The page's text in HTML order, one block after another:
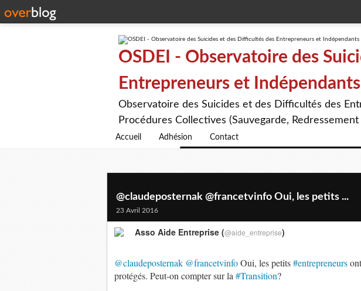
OSDEI - Observatoire des
Entrepreneurs et Indépendants
Observatoire des Suicides et des Difficultés des
Procédures Collectives (Sauvegarde,
Accueil Adhésion Contact
@claudeposternak @francetvinfo Oui, les petits ...
23 Avril 2016
@claudeposternak @francetvinfoOui, les petits#entrepreneurs
protégés. Peut-on compter sur la #Transition?
Asso Aide Entreprise (@aide_entreprise)